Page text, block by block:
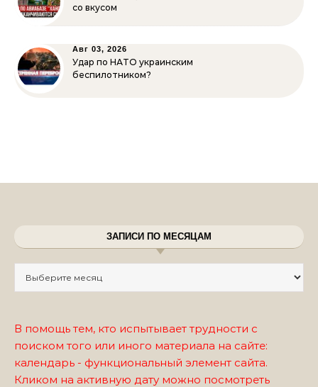
со вкусом
Авг 03, 2026
Удар по НАТО украинским
беспилотником?
ЗАПИСИ ПО МЕСЯЦАМ
В помощь тем, кто испытывает трудности с
поиском того или иного материала на сайте:
календарь - функциональный элемент сайта.
Кликом на активную дату можно посмотреть